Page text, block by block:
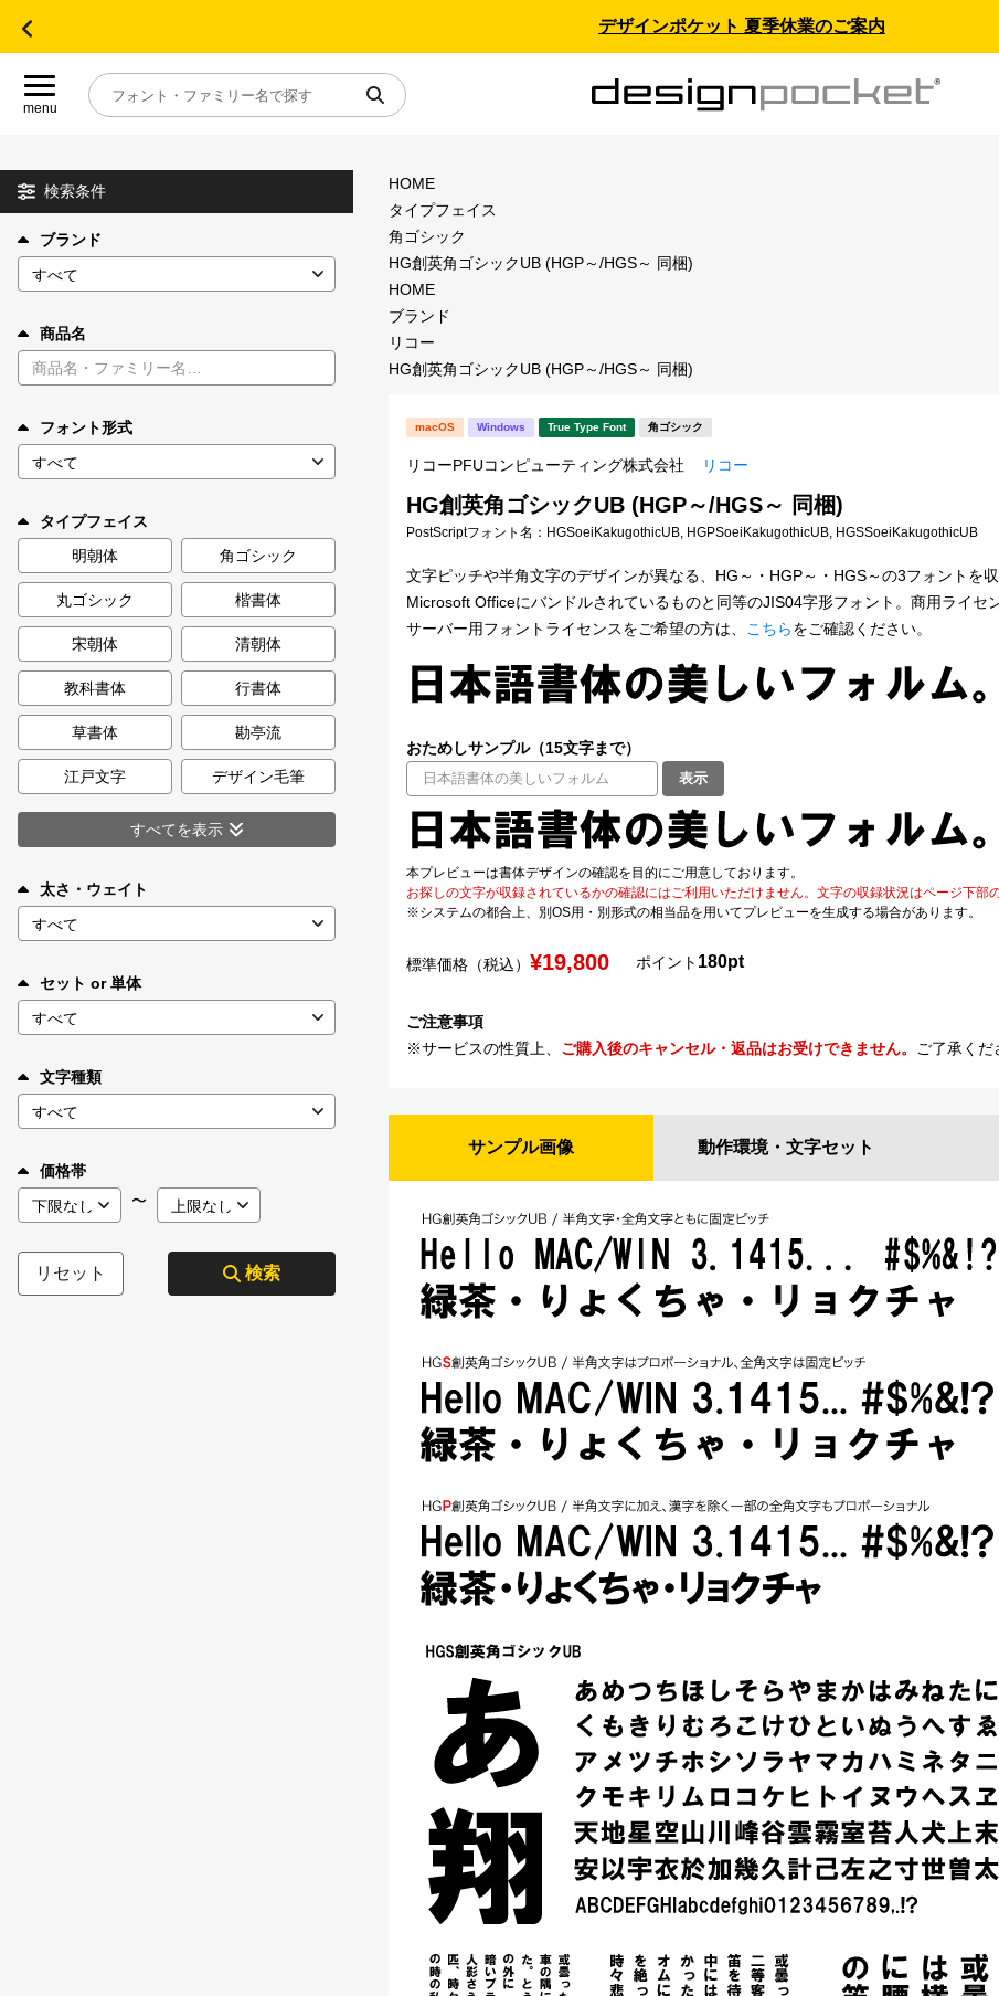
デザインポケット 夏季休業のご案内
menu
目的別フォントガイド
特集
年間ライセンス商品
キャンペーン一覧
カート 0
マイページ
お気に入り
ご利用ガイド
お問い合わせ
検索条件
ブランド
商品名
フォント形式
タイプフェイス
明朝体
角ゴシック
丸ゴシック 楷書体
宋朝体 清朝体
教科書体 行書体
草書体 勘亭流
江戸文字 デザイン毛筆
すべてを表示
太さ・ウェイト
セット or 単体
文字種類
価格帯
〜
リセット 検索
HOME
タイプフェイス
角ゴシック
HG創英角ゴシックUB (HGP～/HGS～ 同梱)
HOME
ブランド
リコー
HG創英角ゴシックUB (HGP～/HGS～ 同梱)
macOS Windows True Type Font 角ゴシック
リコーPFUコンピューティング株式会社 リコー
HG創英角ゴシックUB (HGP～/HGS～ 同梱)
PostScriptフォント名： HGSoeiKakugothicUB, HGPSoeiKakugothicUB, HGSSoeiKakugothicUB
文字ピッチや半角文字のデザインが異なる、HG～・HGP～・HGS～の3フォントを
Microsoft Officeにバンドルされているものと同等のJIS04字形フォント。商用ライセ
サーバー用フォントライセンスをご希望の方は、
こちらをご確認ください。
おためしサンプル（15文字まで）
表示
本プレビューは書体デザインの確認を目的にご用意しております。
お探しの文字が収録されているかの確認にはご利用いただけません。文字の収録状況はページ下部
※システムの都合上、別OS用・別形式の相当品を用いてプレビューを生成する場合があります。
標準価格（税込） ¥19,800 ポイント 180pt
ご注意事項
※サービスの性質上、 ご購入後のキャンセル・返品はお受けできません。 ご了承くだ
サンプル画像 動作環境・ 文字セット